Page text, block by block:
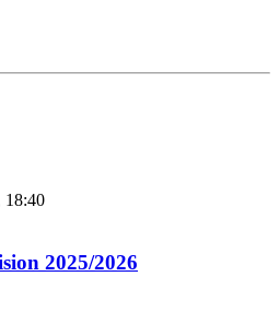
18:40
2025/2026